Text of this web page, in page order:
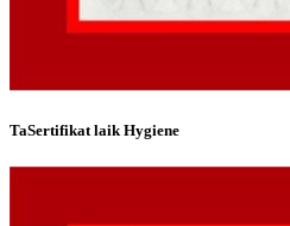
TaSertifikat laik Hygiene